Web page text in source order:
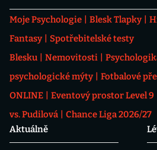
Moje Psychologie Blesk Tlapky
Fantasy
Spotřebitelské testy
Blesku
Nemovitosti
psychologické mýty
Fotbalové
ONLINE
Eventový prostor Level 9
vs. Pudilová
Chance Liga 2026/27
Aktuálně